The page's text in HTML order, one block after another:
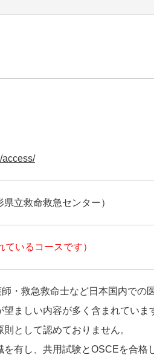
access/
立救命救急センター）
ているコースです）
・救急救命士など日本国内での
ましい内容が多く含まれてい
として認めておりません。
を有し、共用試験とOSCEを合